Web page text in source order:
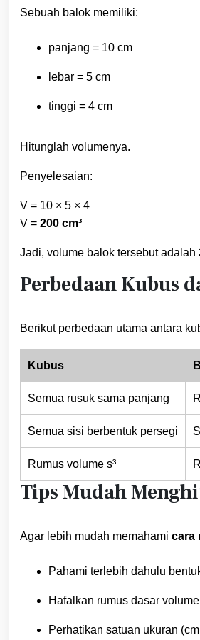
Sebuah balok memiliki:
panjang = 10 cm
lebar = 5 cm
tinggi = 4 cm
Hitunglah volumenya.
Penyelesaian:
V = 10 × 5 × 4
V = 200 cm³
Jadi, volume balok tersebut adalah
Perbedaan Kubus
Berikut perbedaan utama antara
Kubus
Semua rusuk sama panjang
Semua sisi berbentuk persegi
Rumus volume s³
Tips Mudah
Agar lebih mudah memahami cara
Pahami terlebih dahulu
Hafalkan rumus dasar volume
Perhatikan satuan ukuran